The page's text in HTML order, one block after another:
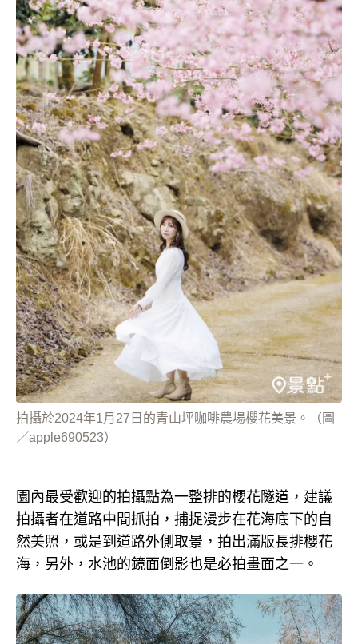
拍攝於2024年1月27日的青山坪咖啡農場櫻花美景。（圖
／apple690523）
園內最受歡迎的拍攝點為一整排的櫻花隧道，建議
拍攝者在道路中間抓拍，捕捉漫步在花海底下的自
然美照，或是到道路外側取景，拍出滿版長排櫻花
海，另外，水池的鏡面倒影也是必拍畫面之一。